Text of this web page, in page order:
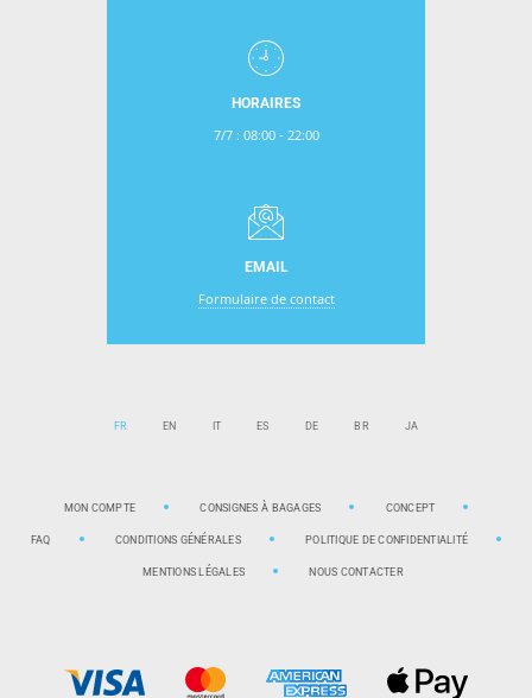
HORAIRES
7/7 : 08:00 - 22:00
EMAIL
Formulaire de contact
FR EN IT ES DE BR JA
MON COMPTE CONSIGNES À BAGAGES CONCEPT
FAQ CONDITIONS GÉNÉRALES POLITIQUE DE CONFIDENTIALITÉ
MENTIONS LÉGALES NOUS CONTACTER